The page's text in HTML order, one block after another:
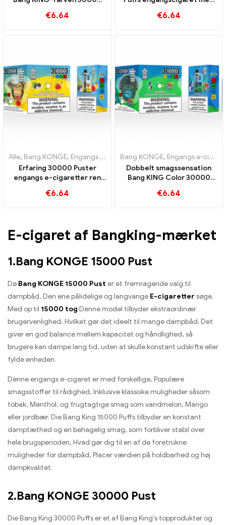
Hindbær blandet og
€6.64
Energy Watermelon Bubble
€6.64
Alle, Bang KONGE, Engangs e-cigaretter Litauen ,Engangs e-
Erfaring 30000 Puster
engangs e-cigaretter ren
møder Strawberry Banana in
€6.64
Bang KONGE, Engangs e-cigaretter
Dobbelt smagssensation
Bang KING Color 30000
Watermelon 30000 Puffs
€6.64
E-cigaret af Bangking-mærket
1.Bang KONGE 15000 Pust
Dø Bang KONGE 15000 Pust er et fremragende valg til
dampbåd, Den ene pålidelige og langvarige E-cigaretter søge.
Med op til 15000 tog Denne model tilbyder ekstraordinær
brugervenlighed, Hvilket gør det ideelt til mange dampbåd. Det
giver en god balance mellem kapacitet og håndlighed, så
brugere kan dampe lang tid, uden at skulle konstant udskifte eller
fylde enheden.
Denne engangs e-cigaret er med forskellige, Populære
smagsstoffer til rådighed, Inklusive klassiske muligheder såsom
tobak, Menthol, og frugtagtige smag som vandmelon, Mango
eller jordbær. Die Bang King 15000 Puffs tilbyder en konstant
damptæthed og en behagelig smag, som forbliver stabil over
hele brugsperioden, Hvad gør dig til en af ​​de foretrukne
muligheder for dampbåd, Placer værdien på holdbarhed og høj
dampkvalitet.
2.Bang KONGE 30000 Pust
Die Bang King 30000 Puffs er et af Bang King's topprodukter og